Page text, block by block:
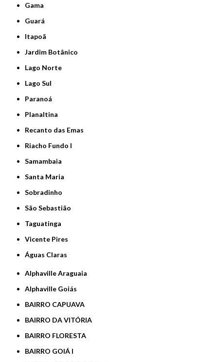
Gama
Guará
Itapoã
Jardim Botânico
Lago Norte
Lago Sul
Paranoá
Planaltina
Recanto das Emas
Riacho Fundo I
Samambaia
Santa Maria
Sobradinho
São Sebastião
Taguatinga
Vicente Pires
Águas Claras
Alphaville Araguaia
Alphaville Goiás
BAIRRO CAPUAVA
BAIRRO DA VITÓRIA
BAIRRO FLORESTA
BAIRRO GOIÁ I